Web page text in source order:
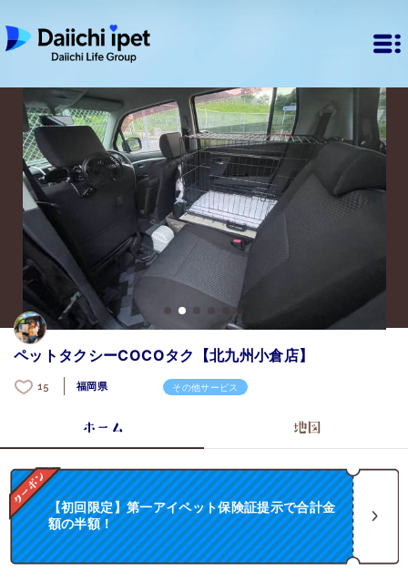
ペットタクシーCOCOタク【北九州小倉店】
15 福岡県 その他サービス
ホーム 地図
【初回限定】第一アイペット保険証提示で合計金
額の半額！